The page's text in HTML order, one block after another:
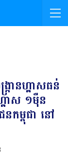
រានហ្គាសធន់
ាស ១ម៉ឺន
កម្ពុជា នៅ